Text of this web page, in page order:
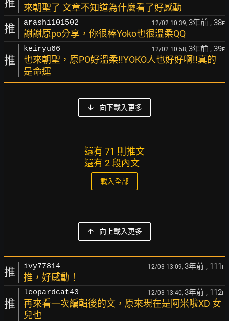
來朝聖了 文章不知道為什麼看了好感動
推 arashi101502 12/02 10:39, 3年前 , 38F
謝謝原po分享，你很棒Yoko也很溫柔QQ
推
keiryu66 12/02 10:58, 3年前 , 39F
也來朝聖，原PO好溫柔!!YOKO人也好好啊!!真的
是命運
向下載入更多
還有 71 則推文
還有 2 段內文
載入全部
向上載入更多
推 ivy77814 12/03 13:09, 3年前 , 111 F
推，好感動！
推
leopardcat43 12/03 13:40, 3年前 , 112F
再來看一次編輯後的文，原來現在是阿米啦XD 女
兒也